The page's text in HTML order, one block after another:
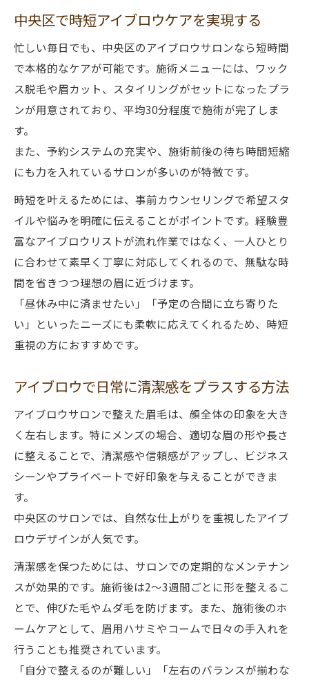
中央区で時短アイブロウケアを実現する
忙しい毎日でも、中央区のアイブロウサロンなら短時間
で本格的なケアが可能です。施術メニューには、ワック
ス脱毛や眉カット、スタイリングがセットになったプラ
ンが用意されており、平均30分程度で施術が完了しま
す。
また、予約システムの充実や、施術前後の待ち時間短縮
にも力を入れているサロンが多いのが特徴です。
時短を叶えるためには、事前カウンセリングで希望スタ
イルや悩みを明確に伝えることがポイントです。経験豊
富なアイブロウリストが流れ作業ではなく、一人ひとり
に合わせて素早く丁寧に対応してくれるので、無駄な時
間を省きつつ理想の眉に近づけます。
「昼休み中に済ませたい」「予定の合間に立ち寄りた
い」といったニーズにも柔軟に応えてくれるため、時短
重視の方におすすめです。
アイブロウで日常に清潔感をプラスする方法
アイブロウサロンで整えた眉毛は、顔全体の印象を大き
く左右します。特にメンズの場合、適切な眉の形や長さ
に整えることで、清潔感や信頼感がアップし、ビジネス
シーンやプライベートで好印象を与えることができま
す。
中央区のサロンでは、自然な仕上がりを重視したアイブ
ロウデザインが人気です。
清潔感を保つためには、サロンでの定期的なメンテナン
スが効果的です。施術後は2〜3週間ごとに形を整えるこ
とで、伸びた毛やムダ毛を防げます。また、施術後のホ
ームケアとして、眉用ハサミやコームで日々の手入れを
行うことも推奨されています。
「自分で整えるのが難しい」「左右のバランスが揃わな